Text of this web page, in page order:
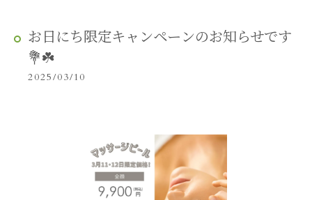
お日にち限定キャンペーンのお知らせです
💐☘️
2025/03/10